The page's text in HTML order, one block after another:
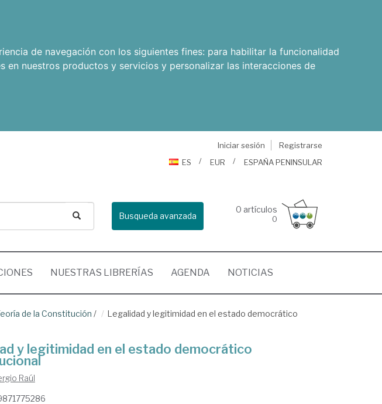
de navegación con los siguientes fines: para habilitar la funcionalidad
en nuestros productos y servicios y personalizar las interacciones de
Iniciar sesión
Registrarse
ES
EUR ESPAÑA PENINSULAR
Busqueda avanzada
0 artículos
0
NUESTRAS LIBRERÍAS AGENDA NOTICIAS
de la Constitución /
Legalidad y legitimidad en el estado democrático
y legitimidad en el estado democrático
Raúl